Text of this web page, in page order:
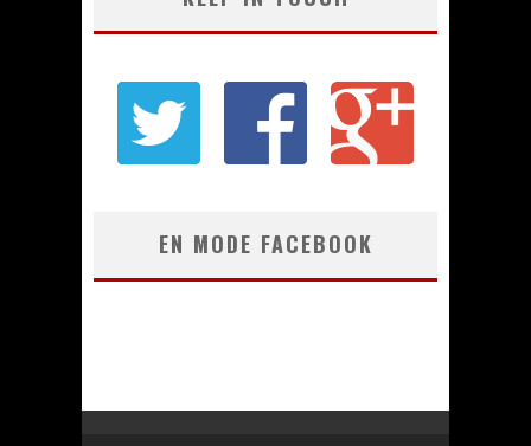
EN MODE FACEBOOK